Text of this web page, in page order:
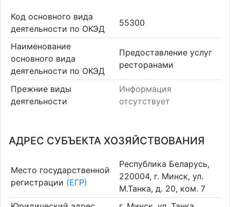
Код основного вида
деятельности по ОКЭД
55300
Наименование
основного вида
деятельности по ОКЭД
Предоставление услуг
ресторанами
Прежние виды
деятельности
Информация
отсутствует
АДРЕС СУБЪЕКТА ХОЗЯЙСТВОВАНИЯ
Место государственной
регистрации (ЕГР)
Республика Беларусь,
220004, г. Минск, ул.
М.Танка, д. 20, ком. 7